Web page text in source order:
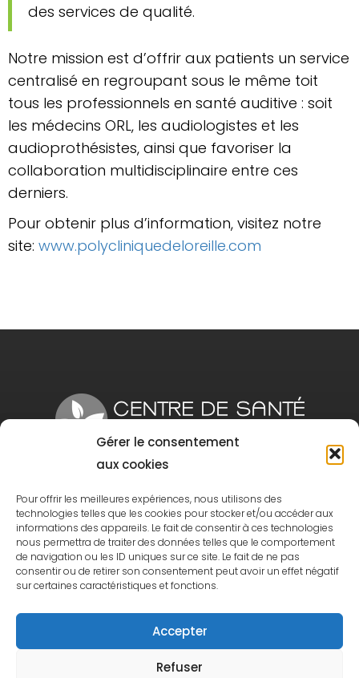
Gérer le consentement
aux cookies
Pour offrir les meilleures expériences, nous utilisons des
technologies telles que les cookies pour stocker et/ou accéder aux
informations des appareils. Le fait de consentir à ces technologies
nous permettra de traiter des données telles que le comportement
de navigation ou les ID uniques sur ce site. Le fait de ne pas
consentir ou de retirer son consentement peut avoir un effet négatif
sur certaines caractéristiques et fonctions.
Accepter
Refuser
des services de qualité.
Notre mission est d’offrir aux patients un service
centralisé en regroupant sous le même toit
tous les professionnels en santé auditive : soit
les médecins ORL, les audiologistes et les
audioprothésistes, ainsi que favoriser la
collaboration multidisciplinaire entre ces
derniers.
Pour obtenir plus d’information, visitez notre
site: www.polycliniquedeloreille.com
1280 Rue King Est Sherbrooke, Qc J1G 1E4
Tél:819 300-8181| Téléc.:819 300-8103
Politique de confidentialité